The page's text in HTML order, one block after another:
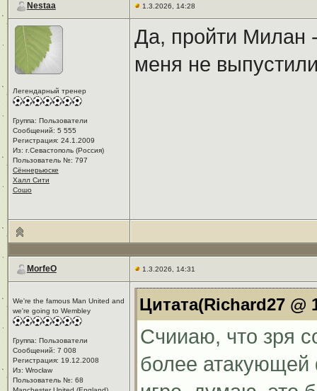
Nestaa 1.3.2026, 14:28
Легендарный тренер
Группа: Пользователи
Сообщений: 5 555
Регистрация: 24.1.2009
Из: г.Севастополь (Россия)
Пользователь №: 797
Сённерьюске
Халл Сити
Сошо
Да, пройти Милан
меня не
MorfeO 1.3.2026, 14:31
We're the famous Man United and
we're going to Wembley
Группа: Пользователи
Сообщений: 7 008
Регистрация: 19.12.2008
Из: Wrocław
Пользователь №: 68
Цитата(Richard27 @
Счииаю, что зря
более